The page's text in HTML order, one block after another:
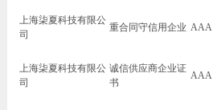
上海柒夏科技有限公
司
重合同守信用企业 AAA
上海柒夏科技有限公
司
诚信供应商企业证
书
AAA